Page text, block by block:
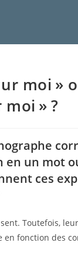
moi »
» ?
en un mot
ces
Toutefois,
en fonction des